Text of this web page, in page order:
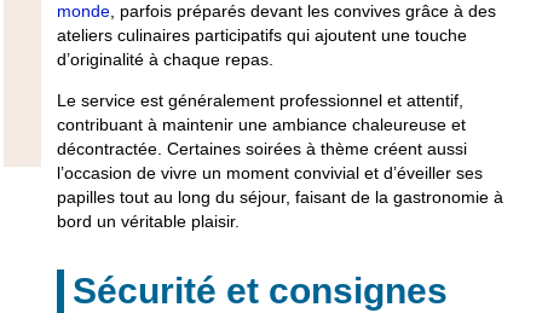
monde, parfois préparés devant les convives grâce à des
ateliers culinaires participatifsqui ajoutent une touche
d’originalité à chaque repas.
Le serviceest généralement professionnel et attentif,
contribuant à maintenir une ambiance chaleureuse et
décontractée. Certaines soirées à thèmecréent aussi
l’occasion de vivre un moment convivial et d’éveiller ses
papilles tout au long du séjour, faisant de la gastronomie à
bord un véritable plaisir.
Sécurité et consignes